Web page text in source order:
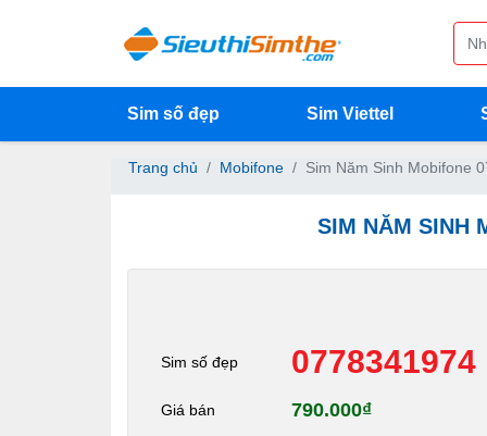
Sim số đẹp Sim Viettel
Trang chủ Mobifone Sim Năm Sinh Mobifone
SIM NĂM SINH
Sim số đẹp 0778341974
Giá bán 790.000₫